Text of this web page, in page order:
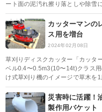
ート面の泥汚れ擦り落としや除雪
カッターマンの
ス用を増台
2024年02月08日
草刈りディスクカッター「カッタ
ベル0.4〜0.5m3(10〜14t)クラス
け式草刈り機のイメージで草木を
災害時に活躍！
製作用バケット